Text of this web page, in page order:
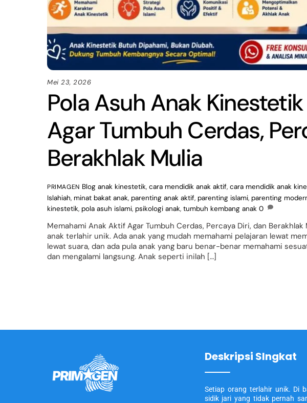
Mei 23, 2026
Pola Asuh Anak
Agar Tumbuh Cerdas,
Berakhlak Mulia
PRIMAGEN Blog anak kinestetik, cara mendidik anak aktif, cara mendidik anak
Islahiah, minat bakat anak, parenting anak aktif, parenting islami, parenting
kinestetik, pola asuh islami, psikologi anak, tumbuh kembang anak 0
Memahami Anak Aktif Agar Tumbuh Cerdas, Percaya Diri, dan
anak terlahir unik. Ada anak yang mudah memahami pelajaran lewat
lewat suara, dan ada pula anak yang baru benar-benar memahami
dan mengalami langsung. Anak seperti inilah […]
Deskripsi SIngkat
Setiap orang terlahir unik. Di
sidik jari yang tidak pernah